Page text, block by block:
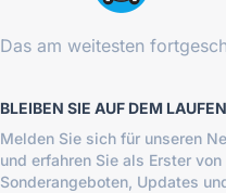
Das am weitesten
BLEIBEN SIE AUF DEM
Melden Sie sich für unseren
und erfahren Sie als Erster von
Sonderangeboten, Updates